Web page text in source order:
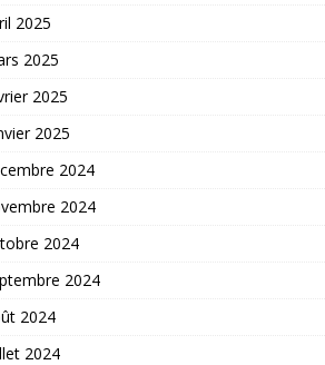
2025
2025
2025
2025
2024
2024
2024
2024
2024
2024